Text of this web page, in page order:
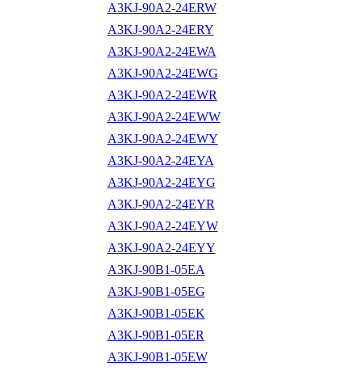
A3KJ-90A2-24ERW
A3KJ-90A2-24ERY
A3KJ-90A2-24EWA
A3KJ-90A2-24EWG
A3KJ-90A2-24EWR
A3KJ-90A2-24EWW
A3KJ-90A2-24EWY
A3KJ-90A2-24EYA
A3KJ-90A2-24EYG
A3KJ-90A2-24EYR
A3KJ-90A2-24EYW
A3KJ-90A2-24EYY
A3KJ-90B1-05EA
A3KJ-90B1-05EG
A3KJ-90B1-05EK
A3KJ-90B1-05ER
A3KJ-90B1-05EW